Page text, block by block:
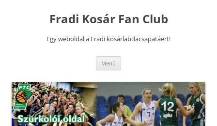
Fradi Kosár Fan Club
Egy weboldal a Fradi kosárlabdacsapatáért!
Menü